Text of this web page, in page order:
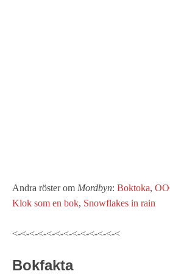
Andra röster om Mordbyn: Boktoka,
Klok som en bok, Snowflakes in rain
<-<-<-<-<-<-<-<-<-<-<-<-<
Bokfakta